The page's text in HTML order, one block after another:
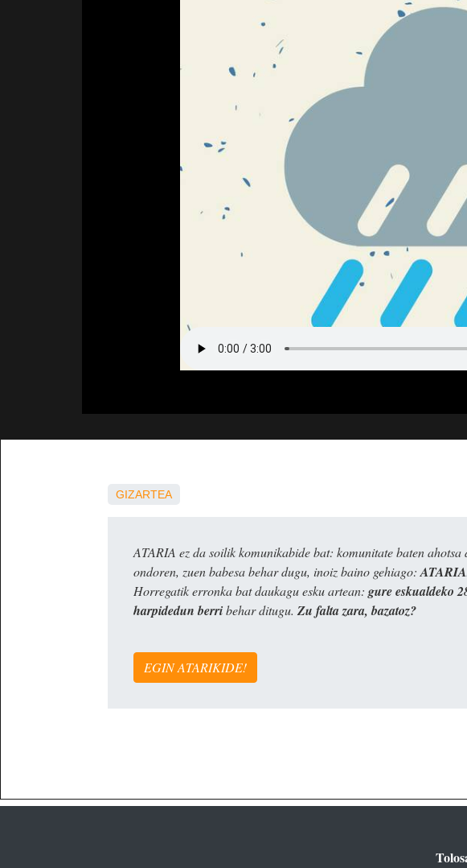
GIZARTEA
ATARIA ez da soilik komunikabide bat: komunitate baten ahotsa
ondoren, zuen babesa behar dugu, inoiz baino gehiago:
Horregatik erronka bat daukagu esku artean: gure eskualdeko
harpidedun berribehar ditugu. Zu falta zara, bazatoz?
EGIN ATARIKIDE!